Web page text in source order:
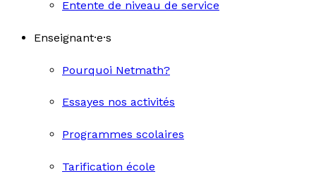
Entente de niveau de service
Enseignant·e·s
Pourquoi Netmath?
Essayes nos activités
Programmes scolaires
Tarification école